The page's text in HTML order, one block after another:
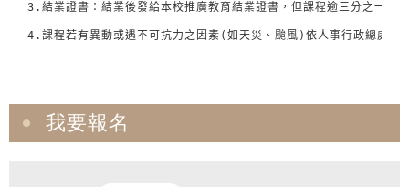
3.結業證書：結業後發給本校推廣教育結業證書，但課程逾三分之一缺
4.課程若有異動或遇不可抗力之因素(如天災、颱風)依人事行政總處公
我要報名